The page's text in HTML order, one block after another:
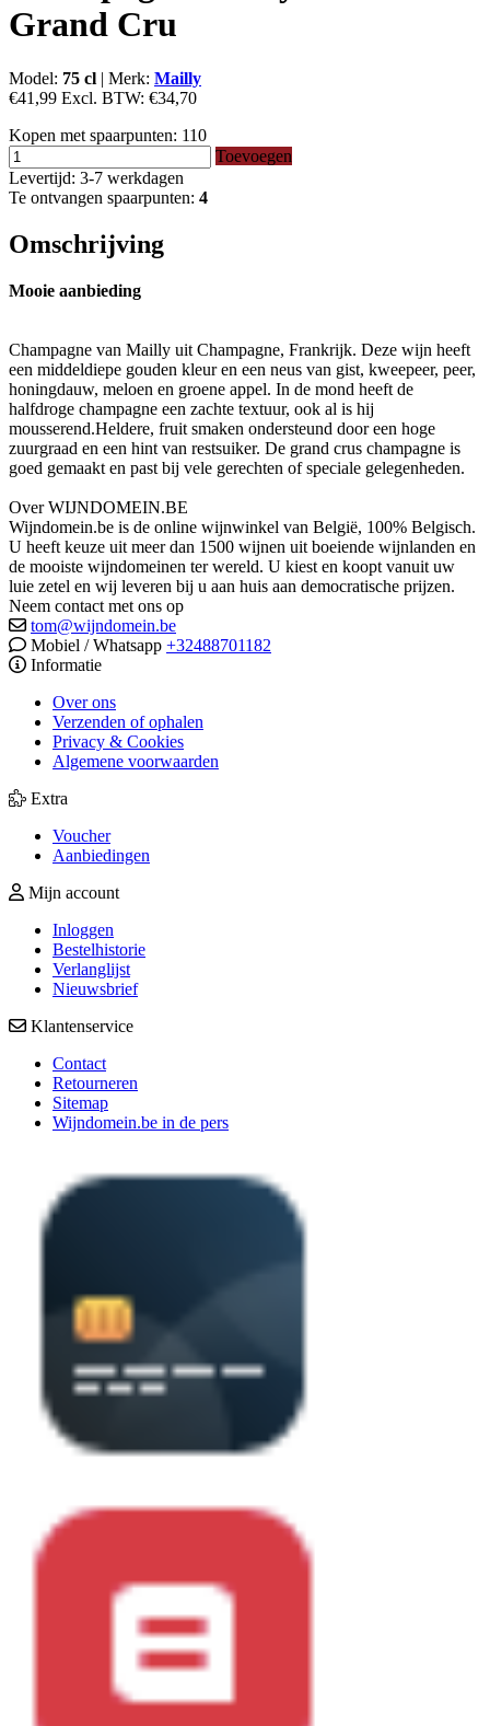
Grand Cru
Model: 75 cl | Merk: Mailly
€41,99 Excl. BTW: €34,70
Kopen met spaarpunten: 110
Toevoegen
Levertijd: 3-7 werkdagen
Te ontvangen spaarpunten: 4
Omschrijving
Mooie aanbieding
Champagne van Mailly uit Champagne, Frankrijk. Deze wijn heeft
een middeldiepe gouden kleur en een neus van gist, kweepeer, peer,
honingdauw, meloen en groene appel. In de mond heeft de
halfdroge champagne een zachte textuur, ook al is hij
mousserend.Heldere, fruit smaken ondersteund door een hoge
zuurgraad en een hint van restsuiker. De grand crus champagne is
goed gemaakt en past bij vele gerechten of speciale gelegenheden.
Over WIJNDOMEIN.BE
Wijndomein.be is de online wijnwinkel van België, 100% Belgisch.
U heeft keuze uit meer dan 1500 wijnen uit boeiende wijnlanden en
de mooiste wijndomeinen ter wereld. U kiest en koopt vanuit uw
luie zetel en wij leveren bij u aan huis aan democratische prijzen.
Neem contact met ons op
tom@wijndomein.be
Mobiel / Whatsapp +32488701182
Informatie
Over ons
Verzenden of ophalen
Privacy & Cookies
Algemene voorwaarden
Extra
Voucher
Aanbiedingen
Mijn account
Inloggen
Bestelhistorie
Verlanglijst
Nieuwsbrief
Klantenservice
Contact
Retourneren
Sitemap
Wijndomein.be in de pers